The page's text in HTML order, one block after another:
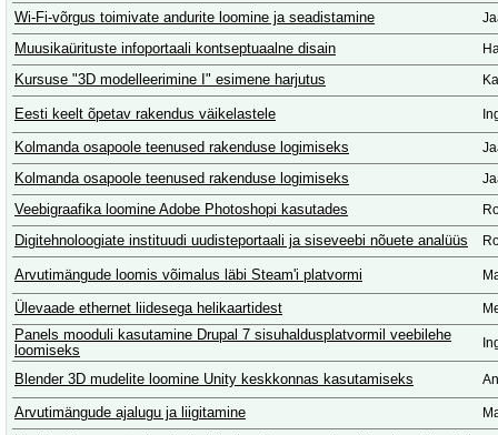
Wi-Fi-võrgus toimivate andurite loomine ja seadistamine
Muusikaürituste infoportaali kontseptuaalne disain
Kursuse "3D modelleerimine I" esimene harjutus
Eesti keelt õpetav rakendus väikelastele
Kolmanda osapoole teenused rakenduse logimiseks
Kolmanda osapoole teenused rakenduse logimiseks
Veebigraafika loomine Adobe Photoshopi kasutades
Digitehnoloogiate instituudi uudisteportaali ja siseveebi nõuete analüüs
Arvutimängude loomis võimalus läbi Steam'i platvormi
Ülevaade ethernet liidesega helikaartidest
Panels mooduli kasutamine Drupal 7 sisuhaldusplatvormil veebilehe
loomiseks
Blender 3D mudelite loomine Unity keskkonnas kasutamiseks
Arvutimängude ajalugu ja liigitamine